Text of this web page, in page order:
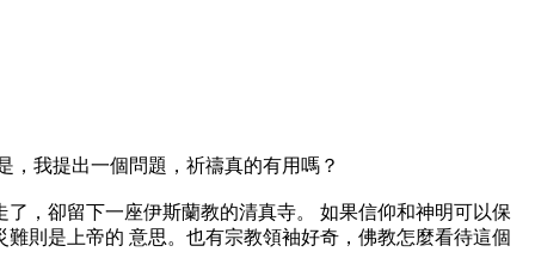
我提出一個問題，祈禱真的有用嗎？
，卻留下一座伊斯蘭教的清真寺。 如果信仰和神明可以保
則是上帝的 意思。也有宗教領袖好奇，佛教怎麼看待這個